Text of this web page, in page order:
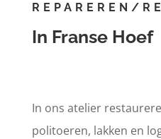
REPAREREN/
In Franse Hoef
In ons atelier
politoeren, lakken en